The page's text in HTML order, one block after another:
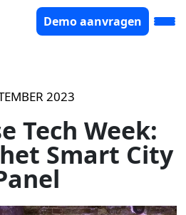
Demo aanvragen
2023
Tech Week:
Smart City